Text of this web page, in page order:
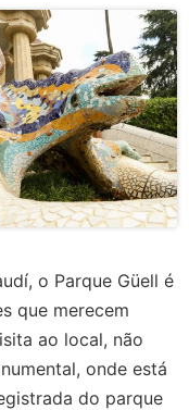
o Parque Güell é
que merecem
ao local, não
onde está
do parque